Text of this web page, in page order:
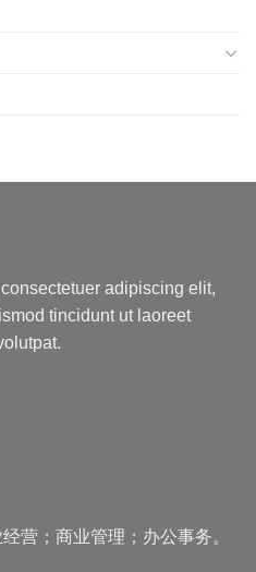
adipiscing elit,
tincidunt ut laoreet
营；商业管理；办公事务。